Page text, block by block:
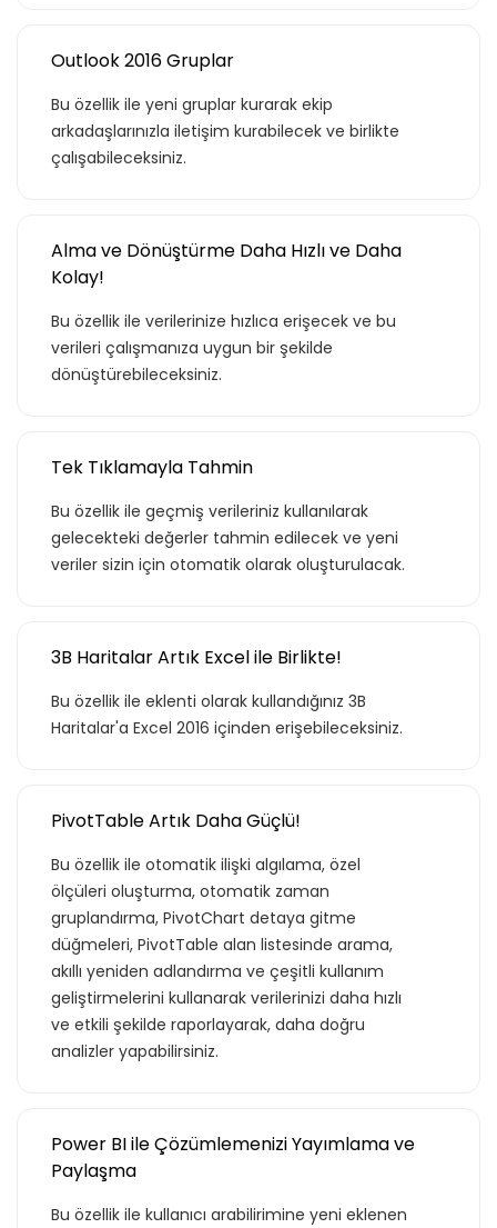
Outlook 2016 Gruplar
Bu özellik ile yeni gruplar kurarak ekip
arkadaşlarınızla iletişim kurabilecek ve birlikte
çalışabileceksiniz.
Alma ve Dönüştürme Daha Hızlı ve Daha
Kolay!
Bu özellik ile verilerinize hızlıca erişecek ve bu
verileri çalışmanıza uygun bir şekilde
dönüştürebileceksiniz.
Tek Tıklamayla Tahmin
Bu özellik ile geçmiş verileriniz kullanılarak
gelecekteki değerler tahmin edilecek ve yeni
veriler sizin için otomatik olarak oluşturulacak.
3B Haritalar Artık Excel ile Birlikte!
Bu özellik ile eklenti olarak kullandığınız 3B
Haritalar'a Excel 2016 içinden erişebileceksiniz.
PivotTable Artık Daha Güçlü!
Bu özellik ile otomatik ilişki algılama, özel
ölçüleri oluşturma, otomatik zaman
gruplandırma, PivotChart detaya gitme
düğmeleri, PivotTable alan listesinde arama,
akıllı yeniden adlandırma ve çeşitli kullanım
geliştirmelerini kullanarak verilerinizi daha hızlı
ve etkili şekilde raporlayarak, daha doğru
analizler yapabilirsiniz.
Power BI ile Çözümlemenizi Yayımlama ve
Paylaşma
Bu özellik ile kullanıcı arabilirimine yeni eklenen
Teklif listende 50
adet eğitime
Teklif listende 50 adet eğitim bulunuyor. Bu
eğitimlere paket aboneliği alarak daha
avantajlı bir şekilde erişebilirsin.
Basic
Kurumun temelde ihtiyaç duyacağı, hem
kapsar.
Teklif Listeme Ekle
Basic Paketi Kapsar
Basic Katalog içerisindeki eğitimlere ek
getirdiğimiz gelişim yolculukları; liderlik